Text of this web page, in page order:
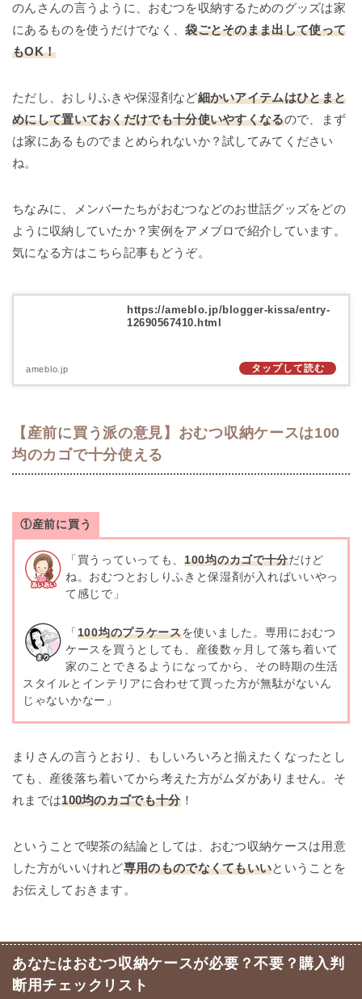
のんさんの言うように、おむつを収納するためのグッズは家
にあるものを使うだけでなく、袋ごとそのまま出して使って
もOK！
ただし、おしりふきや保湿剤など細かいアイテムはひとまと
めにして置いておくだけでも十分使いやすくなるので、まず
は家にあるものでまとめられないか？試してみてください
ね。
ちなみに、メンバーたちがおむつなどのお世話グッズをどの
ように収納していたか？実例をアメブロで紹介しています。
気になる方はこちら記事もどうぞ。
https://ameblo.jp/blogger-kissa/entry-
12690567410.html
ameblo.jp
【産前に買う派の意見】おむつ収納ケースは100
均のカゴで十分使える
①産前に買う
「買うっていっても、 100均のカゴで十分だけど
ね。おむつとおしりふきと保湿剤が入ればいいやっ
て感じで」
「 100均のプラケースを使いました。専用におむつ
ケースを買うとしても、産後数ヶ月して落ち着いて
家のことできるようになってから、その時期の生活
スタイルとインテリアに合わせて買った方が無駄がないん
じゃないかなー」
まりさんの言うとおり、もしいろいろと揃えたくなったとし
ても、産後落ち着いてから考えた方がムダがありません。そ
れまでは100均のカゴでも十分！
ということで喫茶の結論としては、おむつ収納ケースは用意
した方がいいけれど専用のものでなくてもいいということを
お伝えしておきます。
あなたはおむつ収納ケースが必要？不要？購入判
断用チェックリスト